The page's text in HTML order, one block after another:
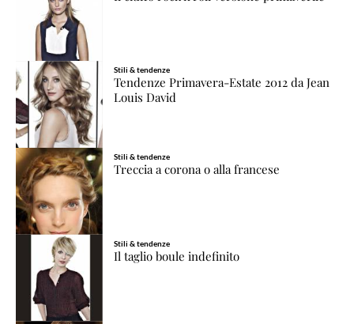
Stili & tendenze
Tendenze Primavera-Estate 2012 da Jean
Louis David
Stili & tendenze
Treccia a corona o alla francese
Stili & tendenze
Il taglio boule indefinito